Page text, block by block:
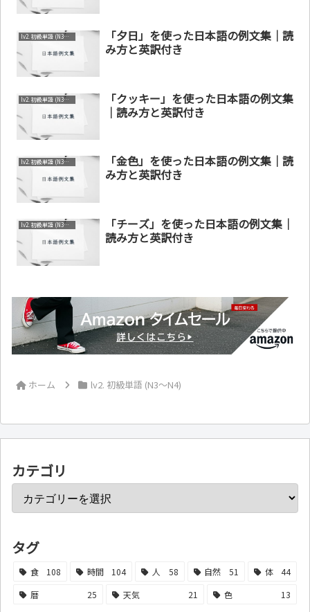
lv2. 初級単語 (N3～N4)
「夕日」を使った日本語の例文集｜読
み方と英訳付き
lv2. 初級単語 (N3～N4)
「クッキー」を使った日本語の例文集
｜読み方と英訳付き
lv2. 初級単語 (N3～N4)
「金色」を使った日本語の例文集｜読
み方と英訳付き
lv2. 初級単語 (N3～N4)
「チーズ」を使った日本語の例文集｜
読み方と英訳付き
ホーム lv2. 初級単語 (N3～N4)
カテゴリ
タグ
食 108 時間 104 人 58 自然 51 体
44
暦
25 天気 21 色 13